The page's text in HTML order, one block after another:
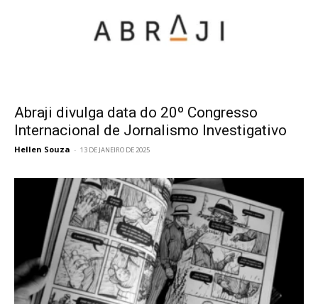
Abraji divulga data do 20º Congresso
Internacional de Jornalismo Investigativo
Hellen Souza - 13 DE JANEIRO DE 2025